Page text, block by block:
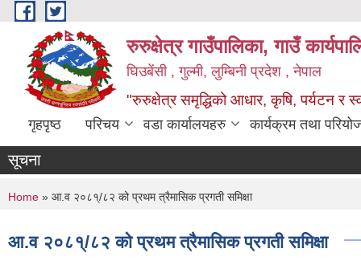
Skip to main content
रुरुक्षेत्र गाउँपालिका, गाउँ
घिउबेंसी , गुल्मी, लुम्बिनी प्रदेश , नेपाल
"रुरुक्षेत्र समृद्धिको आधार, कृषि, पर्यटन र
गृहपृष्ठ परिचय वडा कार्यालयहरु कार्यक्रम तथा
सूचना
You are here
Home » आ.व २०८१्/८२ को प्रथम त्रैमासिक प्रगती समिक्षा
आ.व २०८१्/८२ को प्रथम त्रैमासिक प्रगती समिक्षा